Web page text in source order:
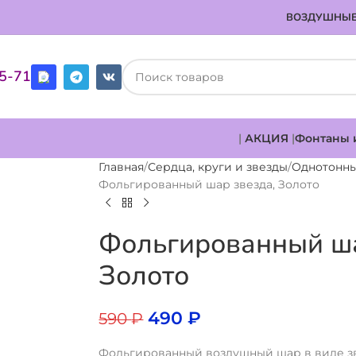
71
| АКЦИЯ |Фонтаны
Главная Сердца, круги и звезды
Фольгированный шар звезда, Золото
Фольгированный
Золото
590₽ 490₽
Фольгированный воздушный шар в виде